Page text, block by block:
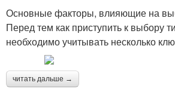
Основные факторы, влияющие на
Перед тем как приступить к выбору
необходимо учитывать несколько
читать дальше →